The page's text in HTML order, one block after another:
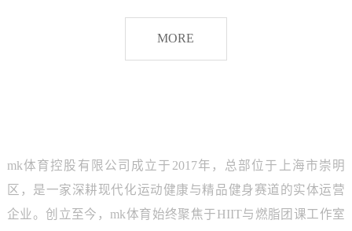
MORE
mk体育控股有限公司成立于2017年，总部位于上海市崇明
区，是一家深耕现代化运动健康与精品健身赛道的实体运营
企业。创立至今，mk体育始终聚焦于HIIT与燃脂团课工作室